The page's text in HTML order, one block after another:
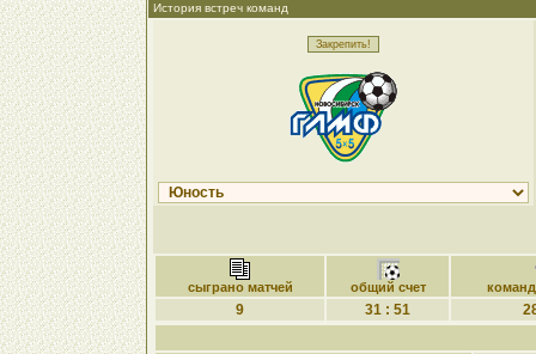
История встреч команд
сыграно матчей общий счет
9 31 : 51